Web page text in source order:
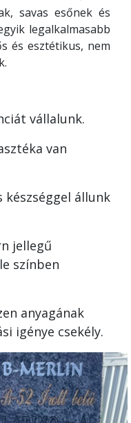
savas esőnek és
legalkalmasabb
és esztétikus, nem
vállalunk.
van
készséggel állunk
jellegű
színben
anyagának
igénye csekély.